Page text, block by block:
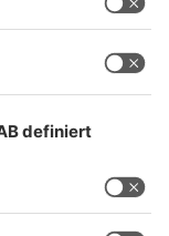
Audiothek
Error!